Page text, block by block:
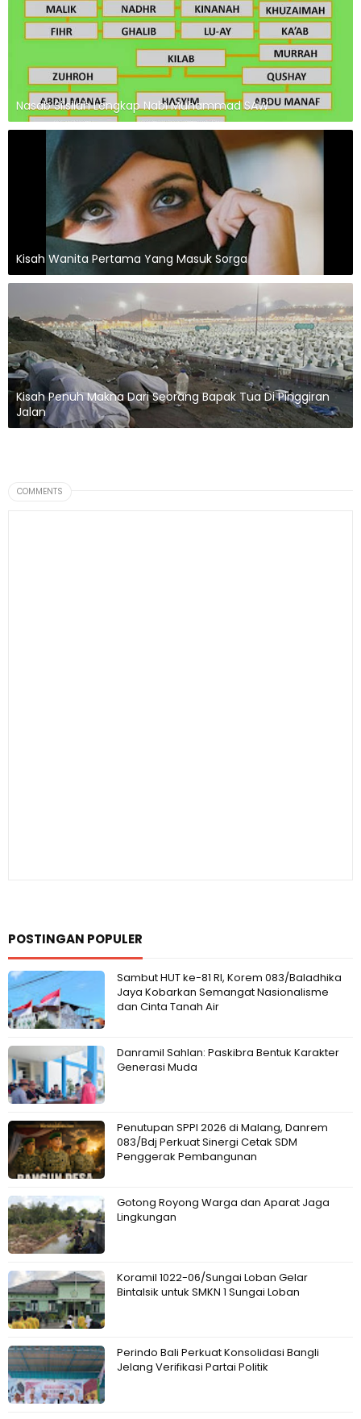
Nasab Silsilah Lengkap Nabi Muhammad SAW
Kisah Wanita Pertama Yang Masuk Sorga
Kisah Penuh Makna Dari Seorang Bapak Tua Di Pinggiran
Jalan
COMMENTS
POSTINGAN POPULER
Sambut HUT ke-81 RI, Korem 083/Baladhika
Jaya Kobarkan Semangat Nasionalisme
dan Cinta Tanah Air
Danramil Sahlan: Paskibra Bentuk Karakter
Generasi Muda
Penutupan SPPI 2026 di Malang, Danrem
083/Bdj Perkuat Sinergi Cetak SDM
Penggerak Pembangunan
Gotong Royong Warga dan Aparat Jaga
Lingkungan
Koramil 1022-06/Sungai Loban Gelar
Bintalsik untuk SMKN 1 Sungai Loban
Perindo Bali Perkuat Konsolidasi Bangli
Jelang Verifikasi Partai Politik